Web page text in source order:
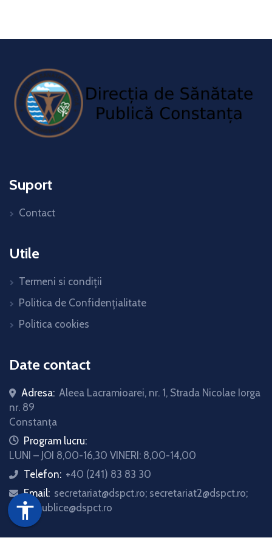
accessibility
Suport
Contact
Utile
Termeni si condiții
Politica de Confidențialitate
Politica cookies
Date contact
Adresa: Aleea Lacramioarei, nr. 1, Strada Nicolae Iorga
nr. 89
Constanța
iconProgram lucru:
LUNI – JOI 8,00-16,30 VINERI: 8,00-14,00
icon
Telefon: +40 (241) 83 83 30
icon
Email: secretariat@dspct.ro; secretariat2@dspct.ro;
relatii.publice@dspct.ro